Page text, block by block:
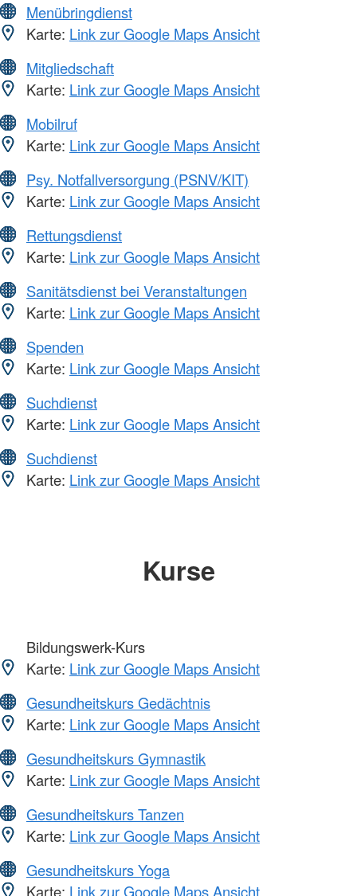
Menübringdienst
Karte: Link zur Google Maps Ansicht
Mitgliedschaft
Karte: Link zur Google Maps Ansicht
Mobilruf
Karte: Link zur Google Maps Ansicht
Psy. Notfallversorgung (PSNV/KIT)
Karte: Link zur Google Maps Ansicht
Rettungsdienst
Karte: Link zur Google Maps Ansicht
Sanitätsdienst bei Veranstaltungen
Karte: Link zur Google Maps Ansicht
Spenden
Karte: Link zur Google Maps Ansicht
Suchdienst
Karte: Link zur Google Maps Ansicht
Suchdienst
Karte: Link zur Google Maps Ansicht
Kurse
Bildungswerk-Kurs
Karte: Link zur Google Maps Ansicht
Gesundheitskurs Gedächtnis
Karte: Link zur Google Maps Ansicht
Gesundheitskurs Gymnastik
Karte: Link zur Google Maps Ansicht
Gesundheitskurs Tanzen
Karte: Link zur Google Maps Ansicht
Gesundheitskurs Yoga
Karte: Link zur Google Maps Ansicht